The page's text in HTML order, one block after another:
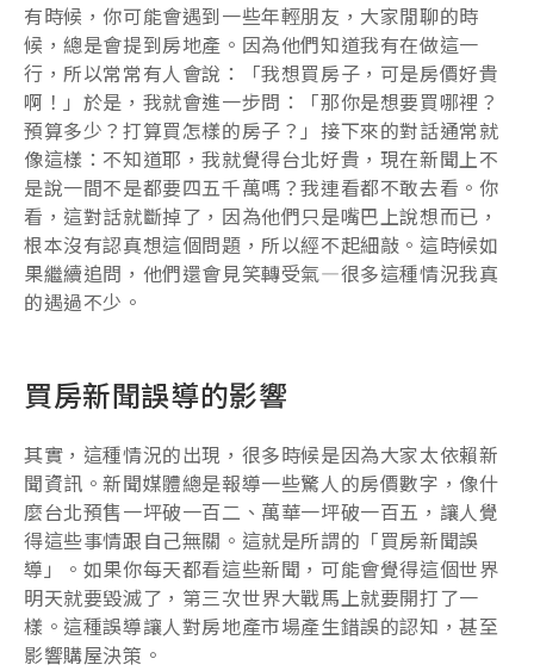
有時候，你可能會遇到一些年輕朋友，大家閒聊的時
候，總是會提到房地產。因為他們知道我有在做這一
行，所以常常有人會說：「我想買房子，可是房價好貴
啊！」於是，我就會進一步問：「那你是想要買哪裡？
預算多少？打算買怎樣的房子？」接下來的對話通常就
像這樣：不知道耶，我就覺得台北好貴，現在新聞上不
是說一間不是都要四五千萬嗎？我連看都不敢去看。你
看，這對話就斷掉了，因為他們只是嘴巴上說想而已，
根本沒有認真想這個問題，所以經不起細敲。這時候如
果繼續追問，他們還會見笑轉受氣—很多這種情況我真
的遇過不少。
買房新聞誤導的影響
其實，這種情況的出現，很多時候是因為大家太依賴新
聞資訊。新聞媒體總是報導一些驚人的房價數字，像什
麼台北預售一坪破一百二、萬華一坪破一百五，讓人覺
得這些事情跟自己無關。這就是所謂的「買房新聞誤
導」。如果你每天都看這些新聞，可能會覺得這個世界
明天就要毀滅了，第三次世界大戰馬上就要開打了一
樣。這種誤導讓人對房地產市場產生錯誤的認知，甚至
影響購屋決策。